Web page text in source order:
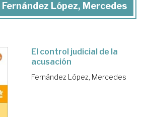
López, Mercedes
El control judicial de la
acusación
Fernández López, Mercedes